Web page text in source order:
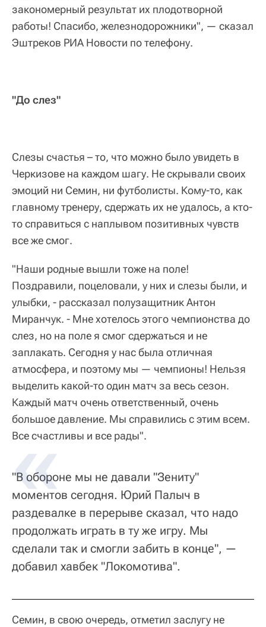
закономерный результат их плодотворной
работы! Спасибо, железнодорожники", — сказал
Эштреков РИА Новости по телефону.
"До слез"
Слезы счастья – то, что можно было увидеть в
Черкизове на каждом шагу. Не скрывали своих
эмоций ни Семин, ни футболисты. Кому-то, как
главному тренеру, сдержать их не удалось, а кто-
то справиться с наплывом позитивных чувств
все же смог.
"Наши родные вышли тоже на поле!
Поздравили, поцеловали, у них и слезы были, и
улыбки, - рассказал полузащитник Антон
Миранчук. - Мне хотелось этого чемпионства до
слез, но на поле я смог сдержаться и не
заплакать. Сегодня у нас была отличная
атмосфера, и поэтому мы — чемпионы! Нельзя
выделить какой-то один матч за весь сезон.
Каждый матч очень ответственный, очень
большое давление. Мы справились с этим всем.
Все счастливы и все рады".
"В обороне мы не давали "Зениту"
моментов сегодня. Юрий Палыч в
раздевалке в перерыве сказал, что надо
продолжать играть в ту же игру. Мы
сделали так и смогли забить в конце", —
добавил хавбек "Локомотива".
Семин, в свою очередь, отметил заслугу не